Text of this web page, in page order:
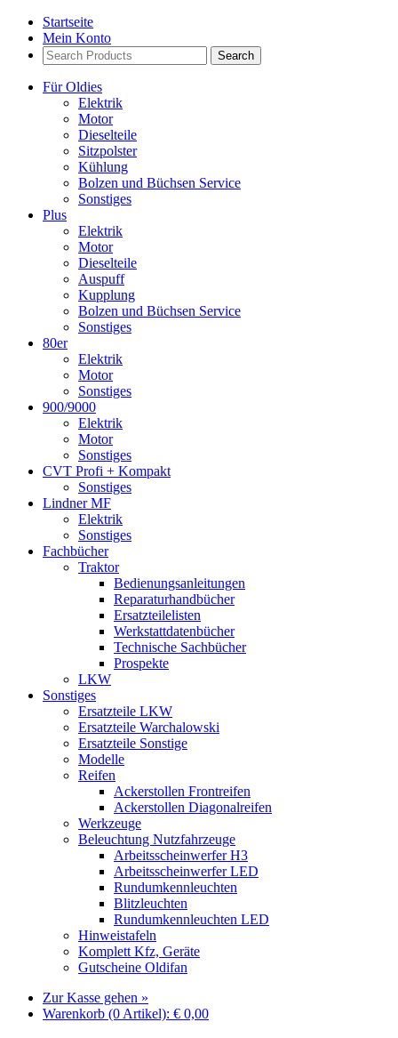
Startseite
Mein Konto
Search
Products:
Für Oldies
Elektrik
Motor
Dieselteile
Sitzpolster
Kühlung
Bolzen und Büchsen Service
Sonstiges
Plus
Elektrik
Motor
Dieselteile
Auspuff
Kupplung
Bolzen und Büchsen Service
Sonstiges
80er
Elektrik
Motor
Sonstiges
900/9000
Elektrik
Motor
Sonstiges
CVT Profi + Kompakt
Sonstiges
Lindner MF
Elektrik
Sonstiges
Fachbücher
Traktor
Bedienungsanleitungen
Reparaturhandbücher
Ersatzteilelisten
Werkstattdatenbücher
Technische Sachbücher
Prospekte
LKW
Sonstiges
Ersatzteile LKW
Ersatzteile Warchalowski
Ersatzteile Sonstige
Modelle
Reifen
Ackerstollen Frontreifen
Ackerstollen Diagonalreifen
Werkzeuge
Beleuchtung Nutzfahrzeuge
Arbeitsscheinwerfer H3
Arbeitsscheinwerfer LED
Rundumkennleuchten
Blitzleuchten
Rundumkennleuchten LED
Hinweistafeln
Komplett Kfz, Geräte
Gutscheine Oldifan
Zur Kasse gehen »
Warenkorb (0 Artikel): € 0,00